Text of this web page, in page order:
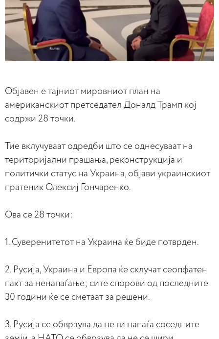
Обjавен е тајниот мировниот план на
американскиот претседател Доналд Трамп кој
содржи 28 точки.
Тие вклучуваат одредби што се однесуваат на
територијални прашања, реконструкција и
политички статус на Украина, објави украинскиот
пратеник Олексиј Гончаренко.
Ова се 28 точки:
1. Суверенитетот на Украина ќе биде потврден.
2. Русија, Украина и Европа ќе склучат сеопфатен
пакт за ненапаѓање; сите спорови од последните
30 години ќе се сметаат за решени.
3. Русија се обврзува да не ги напаѓа соседните